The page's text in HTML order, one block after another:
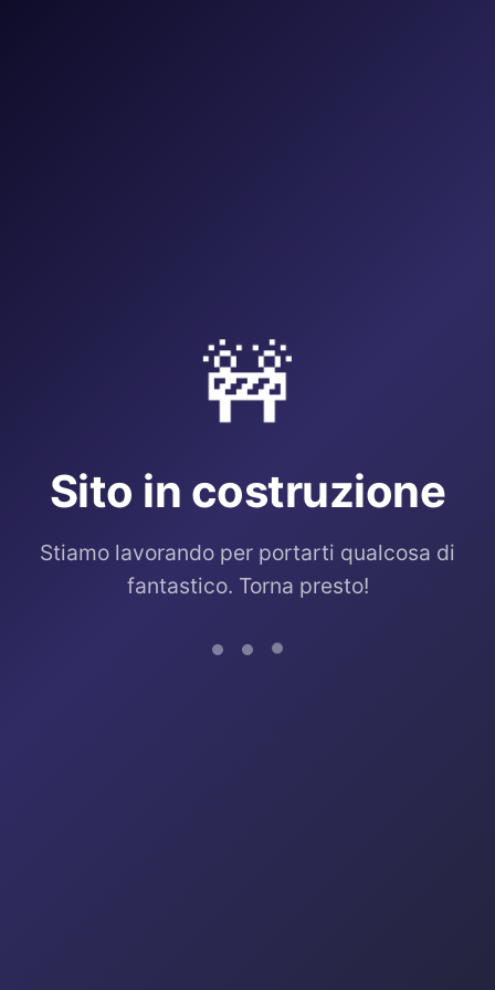
🚧
Sito in costruzione
Stiamo lavorando per portarti qualcosa di
fantastico. Torna presto!